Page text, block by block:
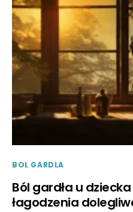
BOL GARDLA
Ból gardła u
łagodzenia